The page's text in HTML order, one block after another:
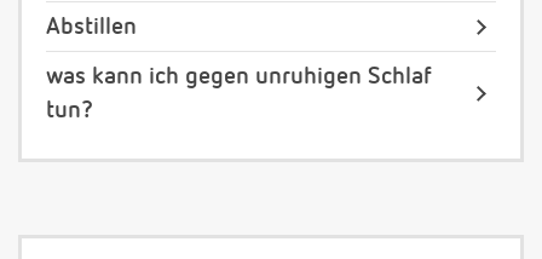
Abstillen
was kann ich gegen unruhigen Schlaf
tun?